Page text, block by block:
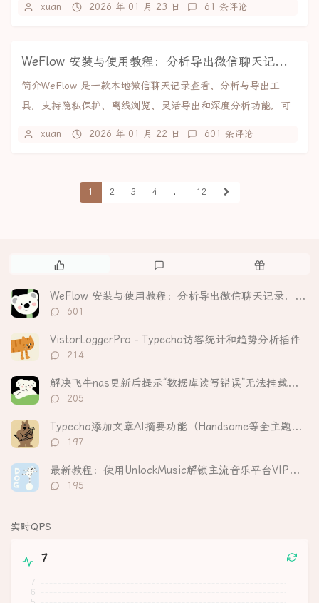
xuan 2026 年 01 月 23 日 61 条评论
WeFlow 安装与使用教程：分析导出微信聊天记录，生成可视化年度报告
简介WeFlow 是一款本地微信聊天记录查看、分析与导出工
具，支持隐私保护、离线浏览、灵活导出和深度分析功能，可
xuan 2026 年 01 月 22 日 601 条评论
1 2 3 4 ... 12
热
文
章
评
随
文
WeFlow 安装与使用教程：分析导出微信聊天记录，生成可视化年度报告
评
数：
601
VistorLoggerPro - Typecho访客统计和趋势分析插件
评
数：
214
解决飞牛nas更新后提示“数据库读写错误”无法挂载硬盘
评
数：
205
Typecho添加文章AI摘要功能（Handsome等全主题适配）
评
数：
197
最新教程：使用UnlockMusic解锁主流音乐平台VIP歌曲的加密保护
评
195
实时QPS
7